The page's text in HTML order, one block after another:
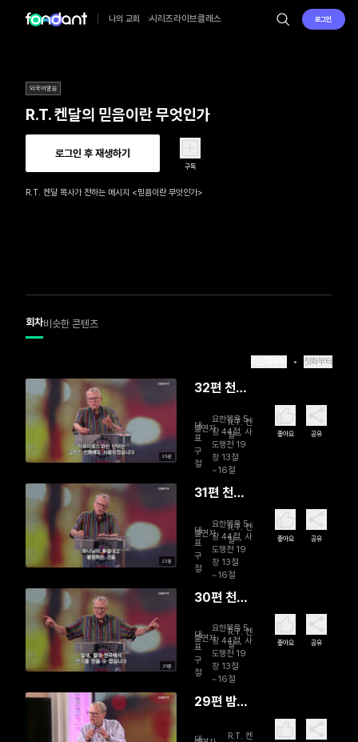
나의 교회 시리즈라이브클래스 로그인
외국어말씀
R.T. 켄달의 믿음이란 무엇인가
로그인 후 재생하기
구독
R.T. 켄달 목사가 전하는 메시지 <믿음이란 무엇인가>
회차비슷한 콘텐츠
첫화부터
29분
32편 천국
있는 자(3)
출연자
R.T. 켄
달
대
표
구
절
요한복음 5
장 44절, 사
도행전 19
장 13절
~16절
좋아요 공유
23분
31편 천국
있는 자(2)
출연자
R.T. 켄
달
대
표
구
절
요한복음 5
장 44절, 사
도행전 19
장 13절
~16절
좋아요 공유
25분
30편 천국
있는 자(1)
출연자
R.T. 켄
달
대
표
구
절
요한복음 5
장 44절, 사
도행전 19
장 13절
~16절
좋아요 공유
29편 밤중
R.T. 켄
대